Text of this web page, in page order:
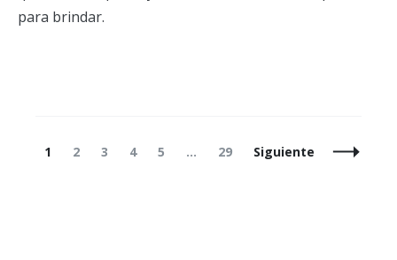
para brindar.
Navegación
Página
1 Página
2 Página
3 Página
4 Página
5 … Página
29 Siguiente